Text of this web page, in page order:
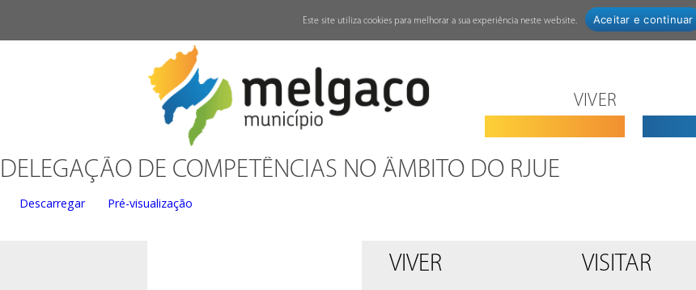
VIVER
DELEGAÇÃO DE COMPETÊNCIAS NO ÂMBITO DO RJUE
Descarregar Pré-visualização
VIVER VISITAR
Este site utiliza cookies para melhorar a sua experiência neste website. Aceitar e continuar